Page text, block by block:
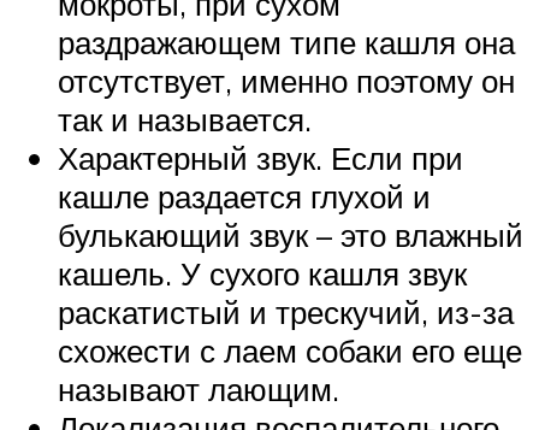
раздражающем типе кашля она
отсутствует, именно поэтому он
так и называется.
Характерный звук. Если при
кашле раздается глухой и
булькающий звук – это влажный
кашель. У сухого кашля звук
раскатистый и трескучий, из-за
схожести с лаем собаки его еще
называют лающим.